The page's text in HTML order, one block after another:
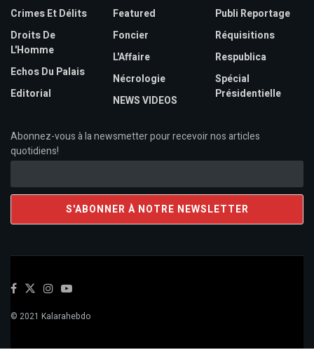
Crimes Et Délits
Droits De
L'Homme
Echos Du Palais
Editorial
Featured
Foncier
L'Affaire
Nécrologie
NEWS VIDEOS
Publi Reportage
Réquisitions
Respublica
Spécial
Présidentielle
Abonnez-vous à la newsmetter pour recevoir nos articles
quotidiens!
© 2021 Kalarahebdo